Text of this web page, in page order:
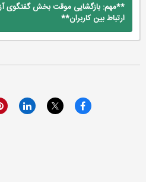
**مهم: بازگشایی موقت بخش گفتگوی
ارتباط بین کاربران**